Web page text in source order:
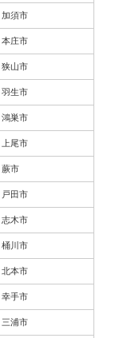
加須市
本庄市
狭山市
羽生市
鴻巣市
上尾市
蕨市
戸田市
志木市
桶川市
北本市
幸手市
三浦市